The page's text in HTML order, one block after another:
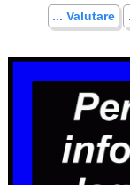
... Valutare